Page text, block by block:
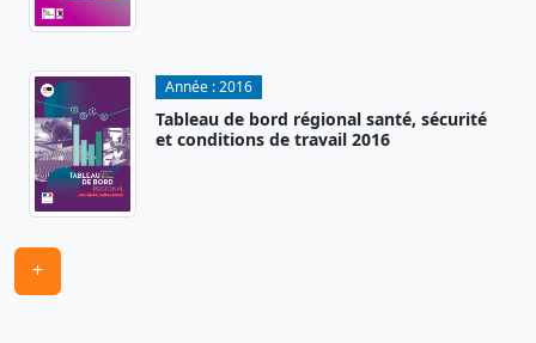
Année :2016
Tableau de bord régional santé, sécurité
et conditions de travail 2016
+